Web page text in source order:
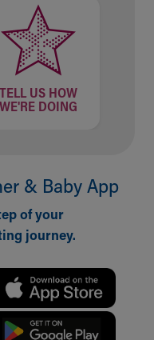
TELL US HOW
WE'RE DOING
& Baby App
of your
journey.